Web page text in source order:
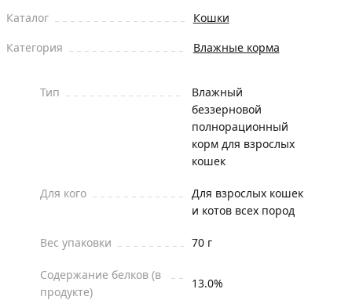
Каталог
Кошки
Категория
Влажные корма
Тип
Влажный
беззерновой
полнорационный
корм для взрослых
кошек
Для кого
Для взрослых кошек
и котов всех пород
Вес упаковки 70 г
Содержание белков (в
продукте)
13.0%